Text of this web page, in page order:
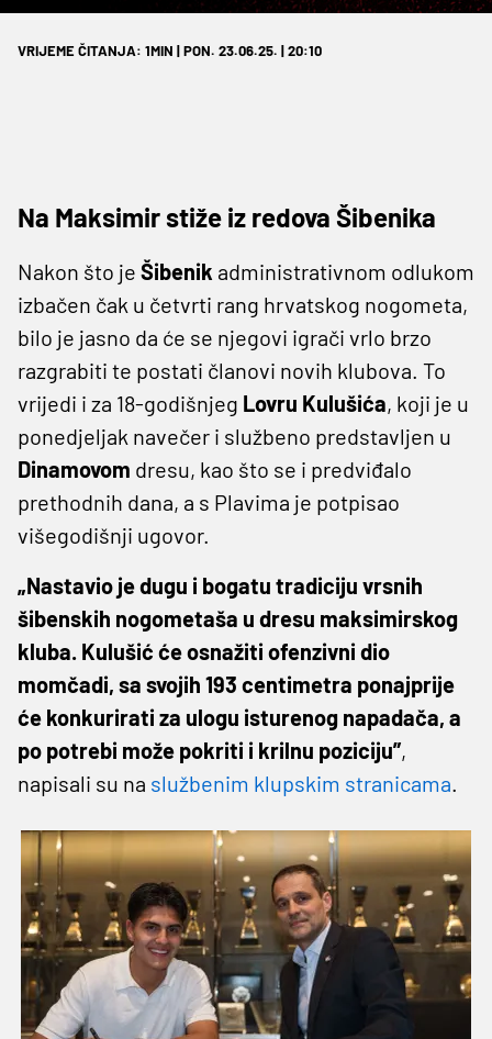
VRIJEME ČITANJA: 1MIN | PON. 23.06.25. | 20:10
Na Maksimir stiže iz redova Šibenika
Nakon što je Šibenik administrativnom odlukom
izbačen čak u četvrti rang hrvatskog nogometa,
bilo je jasno da će se njegovi igrači vrlo brzo
razgrabiti te postati članovi novih klubova. To
vrijedi i za 18-godišnjeg Lovru Kulušića, koji je u
ponedjeljak navečer i službeno predstavljen u
Dinamovom dresu, kao što se i predviđalo
prethodnih dana, a s Plavima je potpisao
višegodišnji ugovor.
„Nastavio je dugu i bogatu tradiciju vrsnih
šibenskih nogometaša u dresu maksimirskog
kluba. Kulušić će osnažiti ofenzivni dio
momčadi, sa svojih 193 centimetra ponajprije
će konkurirati za ulogu isturenog napadača, a
po potrebi može pokriti i krilnu poziciju”,
napisali su na službenim klupskim stranicama.